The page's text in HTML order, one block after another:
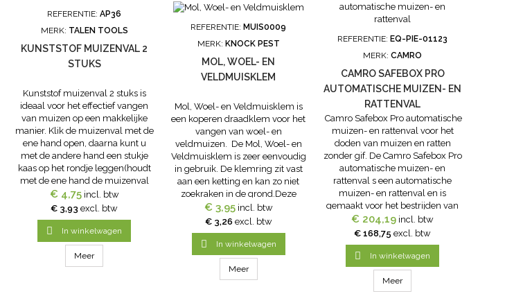
REFERENTIE:AP36
MERK: TALEN TOOLS
KUNSTSTOF MUIZENVAL 2
STUKS
Kunststof muizenval 2 stuks is
ideaal voor het effectief vangen
van muizen op een makkelijke
manier. Klik de muizenval met de
ene hand open, daarna kunt u
met de andere hand een stukje
kaas op het rondje leggen(houdt
met de ene hand de muizenval
open, anders komt uw hand er
tussen). Ook kunt u hier
pindakaas op smeren. Pindakaas
als lokaas werkt meestal...
€ 4,75 incl. btw
€ 3,93 excl. btw
 In winkelwagen
Meer
REFERENTIE:MUIS0009
MERK: KNOCK PEST
MOL, WOEL- EN
VELDMUISKLEM
Mol, Woel- en Veldmuisklem is
een koperen draadklem voor het
vangen van woel- en
veldmuizen. De Mol, Woel- en
Veldmuisklem is zeer eenvoudig
in gebruik. De klemring zit vast
aan een ketting en kan zo niet
zoekraken in de grond.Deze
draadklem is ook prima in te
zetten voor het vangen van
mollen. Eenvoudig in gebruik
Weerbestendig Krachtige klem
Voor...
€ 3,95 incl. btw
€ 3,26 excl. btw
 In winkelwagen
Meer
REFERENTIE:EQ-PIE-01123
MERK:CAMRO
CAMRO SAFEBOX PRO
AUTOMATISCHE MUIZEN- EN
RATTENVAL
Camro Safebox Pro automatische
muizen- en rattenval voor het
doden van muizen en ratten
zonder gif. De Camro Safebox Pro
automatische muizen- en
rattenval s een automatische
muizen- en rattenval en is
gemaakt voor het bestrijden van
kleine knaagdieren zonder enige
vorm van gif. Op die manier
breng je de omgeving en
eventuele aaseters niet in
gevaar....
€ 204,19 incl. btw
€ 168,75 excl. btw
 In winkelwagen
Meer